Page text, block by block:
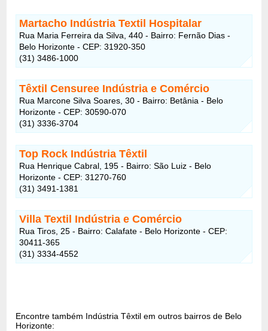
Martacho Indústria Textil Hospitalar
Rua Maria Ferreira da Silva, 440 - Bairro: Fernão Dias -
Belo Horizonte - CEP: 31920-350
(31) 3486-1000
Têxtil Censuree Indústria e Comércio
Rua Marcone Silva Soares, 30 - Bairro: Betânia - Belo
Horizonte - CEP: 30590-070
(31) 3336-3704
Top Rock Indústria Têxtil
Rua Henrique Cabral, 195 - Bairro: São Luiz - Belo
Horizonte - CEP: 31270-760
(31) 3491-1381
Villa Textil Indústria e Comércio
Rua Tiros, 25 - Bairro: Calafate - Belo Horizonte - CEP:
30411-365
(31) 3334-4552
Encontre também Indústria Têxtil em outros bairros de Belo
Horizonte: